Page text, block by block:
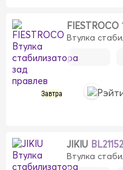
FIESTROCO
Втулка
Завтра
JIKIU BL21152
Втулка